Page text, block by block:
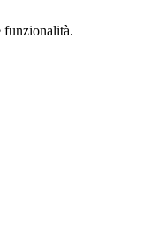
funzionalità.